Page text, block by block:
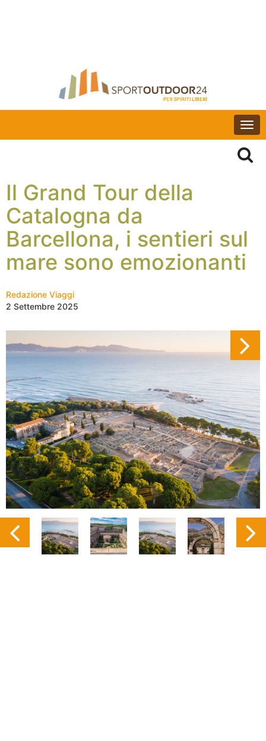
Il Grand Tour della
Catalogna da
Barcellona, i sentieri sul
mare sono emozionanti
Redazione Viaggi
2 Settembre 2025